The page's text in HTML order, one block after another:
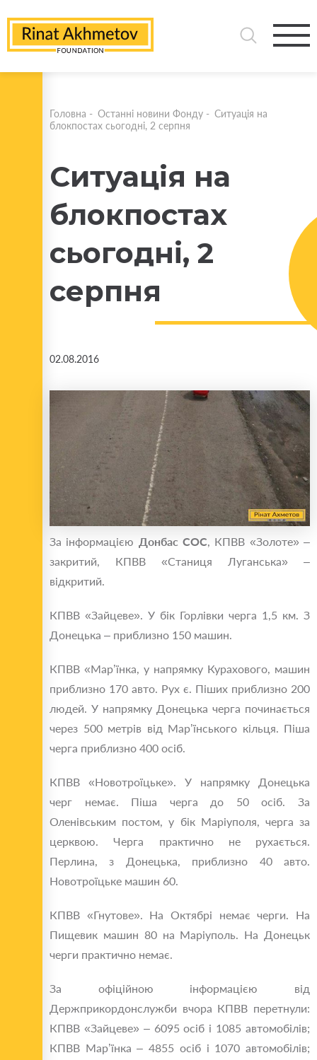
Головна - Останні новини Фонду - Ситуація на
блокпостах сьогодні, 2 серпня
Ситуація на
блокпостах
сьогодні, 2
серпня
02.08.2016
За інформацією Донбас СОС, КПВВ «Золоте» –
закритий, КПВВ «Станиця Луганська» –
відкритий.
КПВВ «Зайцеве». У бік Горлівки черга 1,5 км. З
Донецька – приблизно 150 машин.
КПВВ «Мар’їнка, у напрямку Курахового, машин
приблизно 170 авто. Рух є. Піших приблизно 200
людей. У напрямку Донецька черга починається
через 500 метрів від Мар’їнського кільця. Піша
черга приблизно 400 осіб.
КПВВ «Новотроїцьке». У напрямку Донецька
черг немає. Піша черга до 50 осіб. За
Оленівським постом, у бік Маріуполя, черга за
церквою. Черга практично не рухається.
Перлина, з Донецька, приблизно 40 авто.
Новотроїцьке машин 60.
КПВВ «Гнутове». На Октябрі немає черги. На
Пищевик машин 80 на Маріуполь. На Донецьк
черги практично немає.
За офіційною інформацією від
Держприкордонслужби вчора КПВВ перетнули:
КПВВ «Зайцеве» – 6095 осіб і 1085 автомобілів;
КПВВ Мар’їнка – 4855 осіб і 1070 автомобілів;